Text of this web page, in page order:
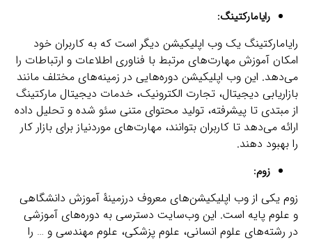
رایامارکتینگ:
رایامارکتینگ یک وب اپلیکیشن دیگر است که به کاربران خود
امکان آموزش مهارت‌های مرتبط با فناوری اطلاعات و ارتباطات را
می‌دهد. این وب اپلیکیشن دوره‌هایی در زمینه‌های مختلف مانند
بازاریابی دیجیتال، تجارت الکترونیک، خدمات دیجیتال مارکتینگ
از مبتدی تا پیشرفته، تولید محتوای متنی سئو شده و تحلیل داده
ارائه می‌دهد تا کاربران بتوانند، مهارت‌های موردنیاز برای بازار کار
را بهبود دهند.
زوم:
زوم یکی از وب اپلیکیشن‌های معروف درزمینۀ آموزش دانشگاهی
و علوم پایه است. این وب‌سایت دسترسی به دوره‌های آموزشی
در رشته‌های علوم انسانی، علوم پزشکی، علوم مهندسی و … را